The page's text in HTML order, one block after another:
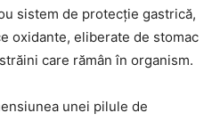
sistem de protecţie gastrică,
oxidante, eliberate de stomac
care rămân în organism.
unei pilule de